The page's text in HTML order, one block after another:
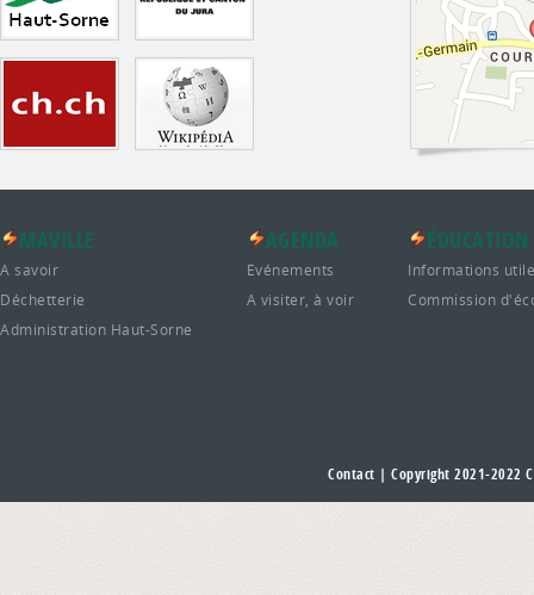
MAVILLE
A savoir
Déchetterie
Administration Haut-Sorne
AGENDA
Evénements
A visiter, à voir
ÉDUCATION
Informations
Commission
Contact | Copyright 2021-2022